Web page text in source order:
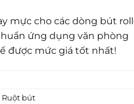
mực cho các dòng bút
ứng dụng văn phòng
được mức giá tốt nhất!
Ruột bút